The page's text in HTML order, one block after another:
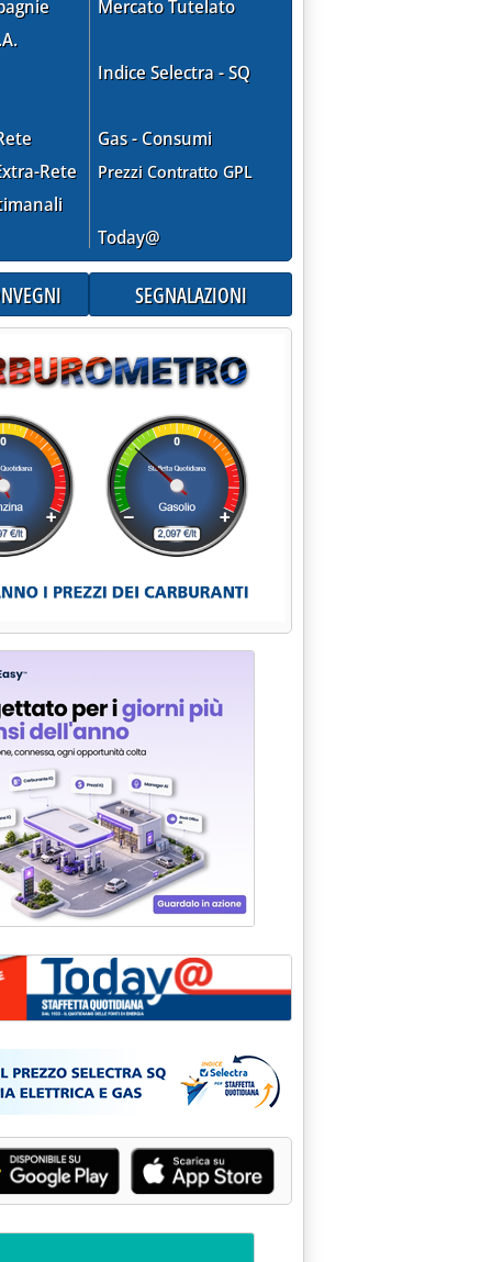
PULITI/1: I PROGRESSISTI INSISTONO VARIABILE
BOCCIA IL "DDL CAVAZZUTI"'
Rete
Mercato Tutelato
Indice Selectra - SQ
Gas - Consumi
Prezzi Contratto GPL
Today@
SEGNALAZIONI